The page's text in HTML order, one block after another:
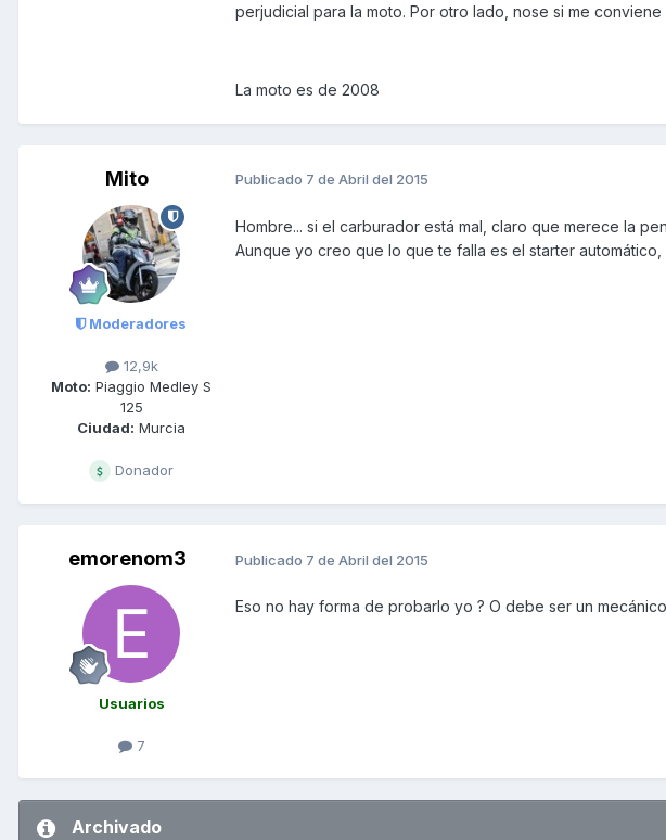
perjudicial para la moto. Por otro lado, nose si me
La moto es de 2008
Mito
Moderadores
12,9k
Moto: Piaggio Medley S
125
Ciudad: Murcia
Donador
Publicado 7 de Abril del 2015
Hombre... si el carburador está mal, claro que merece la
Aunque yo creo que lo que te falla es el starter
emorenom3
Usuarios
7
Publicado 7 de Abril del 2015
Eso no hay forma de probarlo yo ? O debe ser un
Archivado